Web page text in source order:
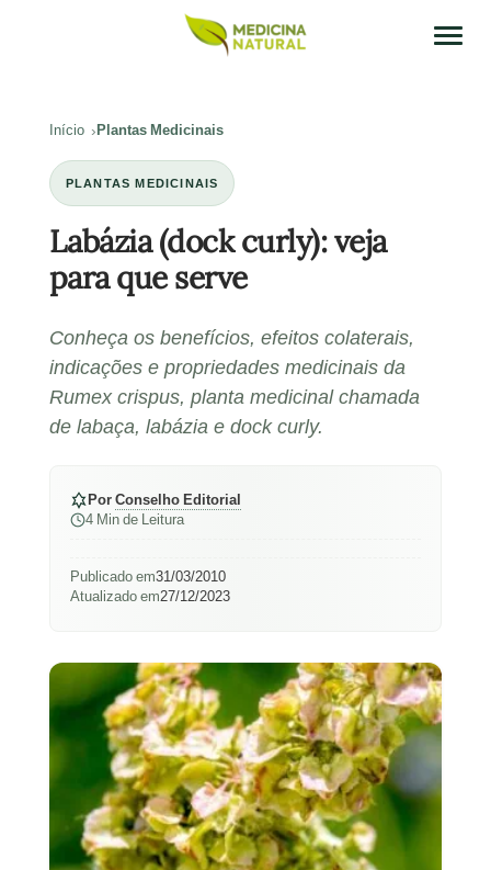
Início Plantas Medicinais
PLANTAS MEDICINAIS
Labázia (dock curly): veja
para que serve
Conheça os benefícios, efeitos colaterais,
indicações e propriedades medicinais da
Rumex crispus, planta medicinal chamada
de labaça, labázia e dock curly.
PorConselho Editorial
4 Min de Leitura
Publicado em31/03/2010
Atualizado em27/12/2023